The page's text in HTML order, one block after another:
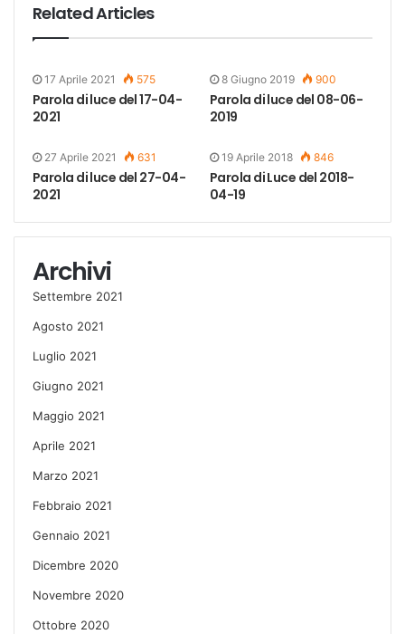
Related Articles
17 Aprile 2021 575
Parola di luce del 17-04-
2021
8 Giugno 2019 900
Parola di luce del 08-06-
2019
27 Aprile 2021 631
Parola di luce del 27-04-
2021
19 Aprile 2018 846
Parola di Luce del 2018-
04-19
Archivi
Settembre 2021
Agosto 2021
Luglio 2021
Giugno 2021
Maggio 2021
Aprile 2021
Marzo 2021
Febbraio 2021
Gennaio 2021
Dicembre 2020
Novembre 2020
Ottobre 2020